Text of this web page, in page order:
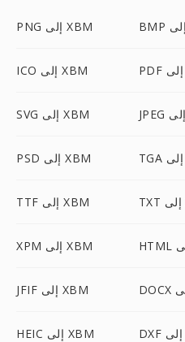
PNG إلى XBM
ICO إلى XBM
SVG إلى XBM
PSD إلى XBM
TTF إلى XBM
XPM إلى XBM
JFIF إلى XBM
HEIC إلى XBM